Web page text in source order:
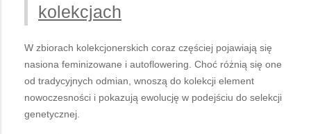
kolekcjach
W zbiorach kolekcjonerskich coraz częściej pojawiają się
nasiona feminizowane i autoflowering. Choć różnią się one
od tradycyjnych odmian, wnoszą do kolekcji element
nowoczesności i pokazują ewolucję w podejściu do selekcji
genetycznej.